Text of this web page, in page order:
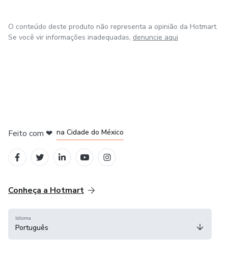
O conteúdo deste produto não representa a opinião da Hotmart.
Se você vir informações inadequadas, denuncie aqui
Feito com ❤ na Cidade do México
Conheça a Hotmart
Idioma
Português